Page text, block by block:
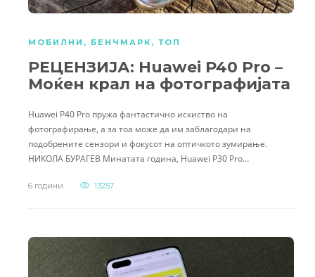
МОБИЛНИ , БЕНЧМАРК , ТОП
РЕЦЕНЗИЈА: Huawei P40 Pro –
Моќен крал на фотографијата
Huawei P40 Pro пружа фантастично искиство на
фотографирање, а за тоа може да им заблагодари на
подобрените сензори и фокусот на оптичкото зумирање.
НИКОЛА БУРАГЕВ Минатата година, Huawei P30 Pro…
6 години 13257